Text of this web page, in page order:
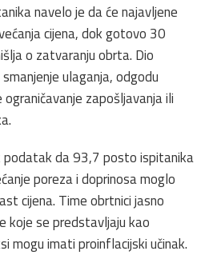
navelo je da će najavljene
cijena, dok gotovo 30
o zatvaranju obrta. Dio
ulaganja, odgodu
zapošljavanja ili
podatak da 93,7 posto ispitanika
poreza i doprinosa moglo
cijena. Time obrtnici jasno
koje se predstavljaju kao
mogu imati proinflacijski učinak.